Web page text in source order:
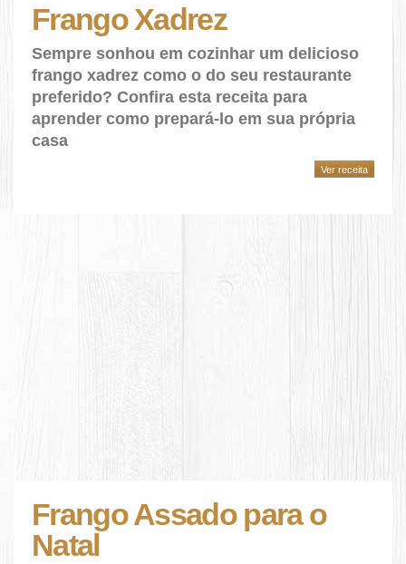
Frango Xadrez
Sempre sonhou em cozinhar um delicioso
frango xadrez como o do seu restaurante
preferido? Confira esta receita para
aprender como prepará-lo em sua própria
casa
Ver receita
Frango Assado para o
Natal